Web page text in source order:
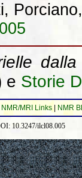
e Storie
NMR/MRI Links NMR
10.3247/ilcl08.005